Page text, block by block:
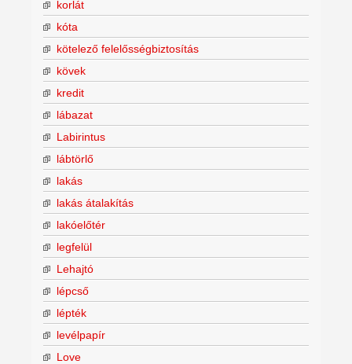
korlát
kóta
kötelező felelősségbiztosítás
kövek
kredit
lábazat
Labirintus
lábtörlő
lakás
lakás átalakítás
lakóelőtér
legfelül
Lehajtó
lépcső
lépték
levélpapír
Love